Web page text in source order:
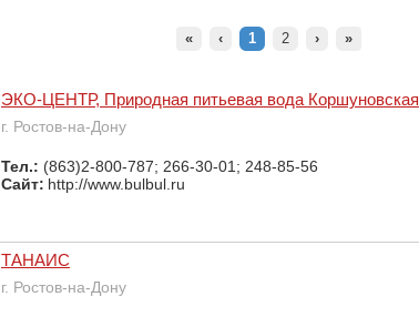
« ‹ 1 2 › »
ЭКО-ЦЕНТР, Природная питьевая вода Коршуновская
г. Ростов-на-Дону
Тел.: (863)2-800-787; 266-30-01; 248-85-56
Сайт: http://www.bulbul.ru
ТАНАИС
г. Ростов-на-Дону